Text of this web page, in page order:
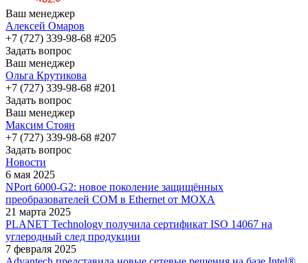
Ваш менеджер
Алексей Омаров
+7 (727) 339-98-68 #205
Задать вопрос
Ваш менеджер
Ольга Крутикова
+7 (727) 339-98-68 #201
Задать вопрос
Ваш менеджер
Максим Стоян
+7 (727) 339-98-68 #207
Задать вопрос
Новости
6 мая 2025
NPort 6000-G2: новое поколение защищённых
преобразователей COM в Ethernet от MOXA
21 марта 2025
PLANET Technology получила сертификат ISO 14067 на
углеродный след продукции
7 февраля 2025